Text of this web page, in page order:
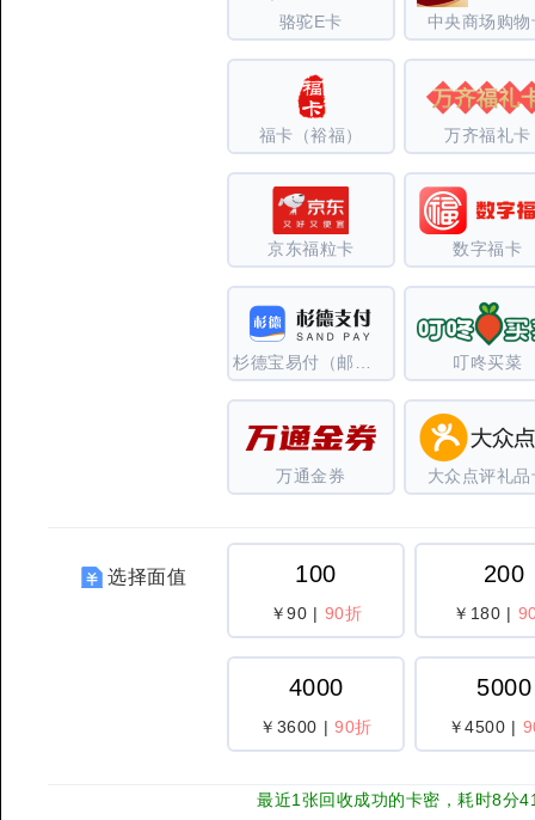
骆驼E卡 中央商场购物
福卡（裕福） 万齐福礼卡
京东福粒卡 数字福卡
叮咚买菜
万通金券 大众点评礼品
选择面值 100
￥90 | 90折
200
￥180 |
4000
￥3600 | 90折
5000
￥4500 |
最近1张回收成功的卡密，耗时8分